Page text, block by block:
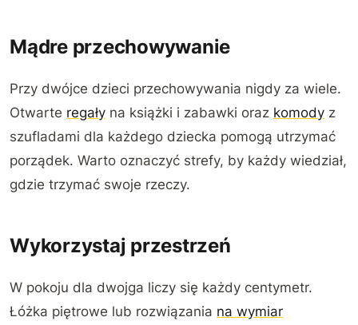
Mądre przechowywanie
Przy dwójce dzieci przechowywania nigdy za wiele.
Otwarte regały na książki i zabawki oraz komody z
szufladami dla każdego dziecka pomogą utrzymać
porządek. Warto oznaczyć strefy, by każdy wiedział,
gdzie trzymać swoje rzeczy.
Wykorzystaj przestrzeń
W pokoju dla dwojga liczy się każdy centymetr.
Łóżka piętrowe lub rozwiązania na wymiar